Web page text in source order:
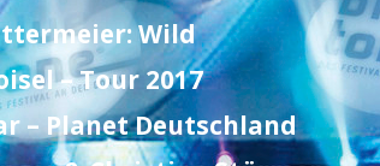
Wild
– Tour 2017
– Planet Deutschland